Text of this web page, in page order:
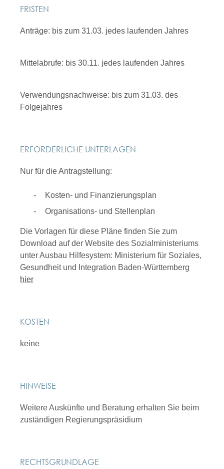
FRISTEN
Anträge: bis zum 31.03. jedes laufenden Jahres
Mittelabrufe: bis 30.11. jedes laufenden Jahres
Verwendungsnachweise: bis zum 31.03. des
Folgejahres
ERFORDERLICHE UNTERLAGEN
Nur für die Antragstellung:
Kosten- und Finanzierungsplan
Organisations- und Stellenplan
Die Vorlagen für diese Pläne finden Sie zum
Download auf der Website des Sozialministeriums
unter Ausbau Hilfesystem: Ministerium für Soziales,
Gesundheit und Integration Baden-Württemberg
hier
KOSTEN
keine
HINWEISE
Weitere Auskünfte und Beratung erhalten Sie beim
zuständigen Regierungspräsidium
RECHTSGRUNDLAGE